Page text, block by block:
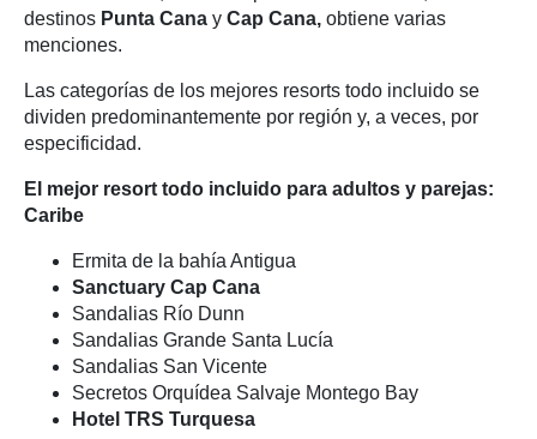
destinos Punta Cana y Cap Cana, obtiene varias
menciones.
Las categorías de los mejores resorts todo incluido se
dividen predominantemente por región y, a veces, por
especificidad.
El mejor resort todo incluido para adultos y parejas:
Caribe
Ermita de la bahía Antigua
Sanctuary Cap Cana
Sandalias Río Dunn
Sandalias Grande Santa Lucía
Sandalias San Vicente
Secretos Orquídea Salvaje Montego Bay
Hotel TRS Turquesa